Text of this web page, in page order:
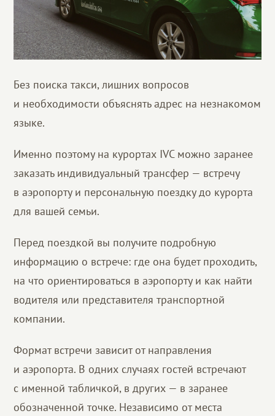
Без поиска такси, лишних вопросов
и необходимости объяснять адрес на незнакомом
языке.
Именно поэтому на курортах IVC можно заранее
заказать индивидуальный трансфер — встречу
в аэропорту и персональную поездку до курорта
для вашей семьи.
Перед поездкой вы получите подробную
информацию о встрече: где она будет проходить,
на что ориентироваться в аэропорту и как найти
водителя или представителя транспортной
компании.
Формат встречи зависит от направления
и аэропорта. В одних случаях гостей встречают
с именной табличкой, в других — в заранее
обозначенной точке. Независимо от места